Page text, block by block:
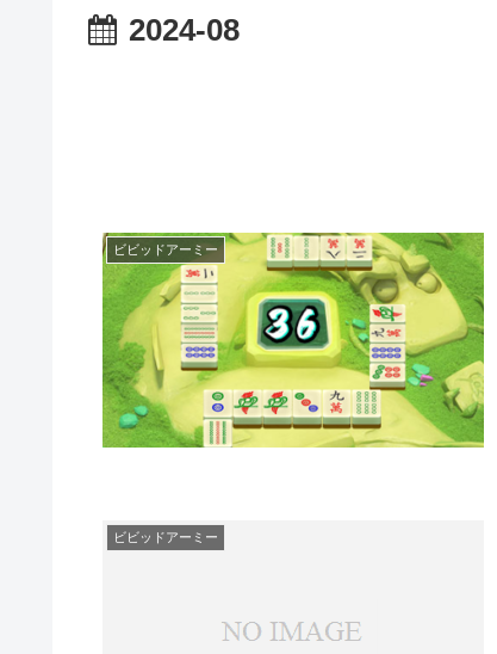
2024-08
ビビッドアーミー
ビビッドアーミー